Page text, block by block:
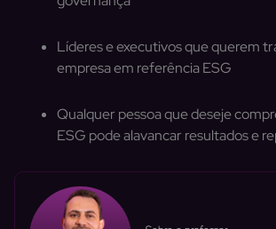
Líderes e executivos que querem
empresa em referência ESG
Qualquer pessoa que deseje
ESG pode alavancar resultados e